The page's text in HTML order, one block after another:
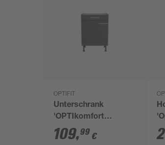
OPTIFIT
Unterschrank
'OPTIkomfort
Ingvar420' anthrazit
matt 60 x 87 x 58,4
109,99 €